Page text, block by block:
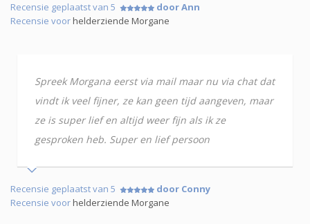
Recensie geplaatst van 5
door Ann
Recensie voorhelderziende Morgane
Spreek Morgana eerst via mail maar nu via chat dat
vindt ik veel fijner, ze kan geen tijd aangeven, maar
ze is super lief en altijd weer fijn als ik ze
gesproken heb. Super en lief persoon
Recensie geplaatst van 5
door Conny
Recensie voorhelderziende Morgane